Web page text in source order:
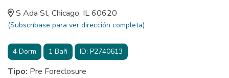
S Ada St, Chicago, IL 60620
(Subscríbase para ver dirección completa)
4 Dorm 1 Bañ ID: P2740613
Tipo: Pre Foreclosure